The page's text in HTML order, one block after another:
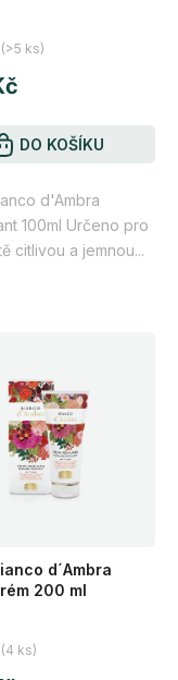
(>5 ks)
DO KOŠÍKU
d'Ambra
100ml Určeno pro
citlivou a jemnou...
d´Ambra
200 ml
(4 ks)